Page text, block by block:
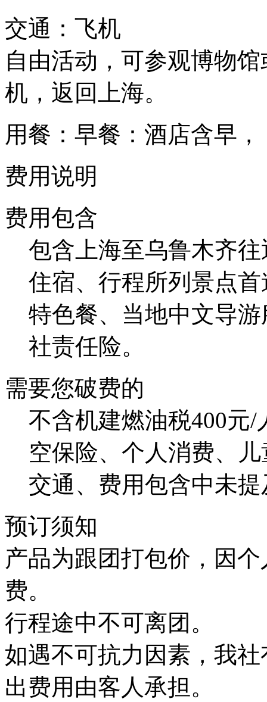
交通：飞机
自由活动，可参观博物
机，返回上海。
用餐：早餐：酒店含早
费用说明
费用包含
包含上海至乌鲁木齐
住宿、行程所列景点
特色餐、当地中文导
社责任险。
需要您破费的
不含机建燃油税400元
空保险、个人消费、
交通、费用包含中未
预订须知
产品为跟团打包价，因
费。
行程途中不可离团。
如遇不可抗力因素，我
出费用由客人承担。